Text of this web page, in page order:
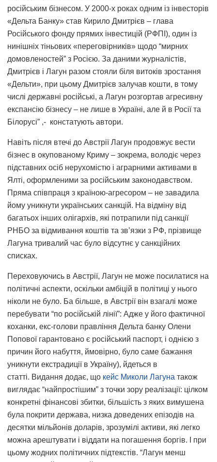
російським бізнесом. У 2000-х роках одним із інвесторів
«Дельта Банку» став Кирило Дмитрієв – глава
Російського фонду прямих інвестицій (РФПІ), один із
нинішніх тіньових «переговірників» щодо “мирних
домовленостей” з Росією. За даними журналістів,
Дмитрієв і Лагун разом стояли біля витоків зростання
«Дельти», при цьому Дмитрієв залучав кошти, в тому
числі державні російські, а Лагун розгортав агресивну
експансію бізнесу – не лише в Україні, але й в Росії та
Білорусі” ,- констатують автори.
Навіть після втечі до Австрії Лагун продовжує вести
бізнес в окупованому Криму – зокрема, володіє через
підставних осіб нерухомістю і аграрними активами в
Ялті, оформленими за російським законодавством.
Пряма співпраця з країною-агресором – не завадила
йому уникнути українських санкцій. На відміну від
багатьох інших олігархів, які потрапили під санкції
РНБО за відмивання коштів та зв’язки з РФ, прізвище
Лагуна тривалий час було відсутнє у санкційних
списках.
Переховуючись в Австрії, Лагун не може посилатися на
політичні аспекти, оскільки амбіцій в політиці у нього
ніколи не було. Ба більше, в Австрії він взагалі може
перебувати “по російській лінії”: Адже у його фактичної
коханки, екс-голови правління Дельта банку Олени
Попової гарантовано є російський паспорт, і однією з
причин його набуття, ймовірно, було саме бажання
уникнути екстрадиції в Україну), йдеться в
статті. Видання додає, що кейс Миколи Лагуна також
виглядає “найпростішим” з точки зору реалізації: цілком
конкретні фінансові збитки, більшість з яких вимушена
була покрити держава, низка доведених епізодів на
десятки мільйонів доларів, зрозумілі активи, які легко
можна арештувати і віддати на погашення боргів. І при
цьому жодних політичних підтекстів. “Лагун менш